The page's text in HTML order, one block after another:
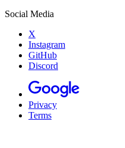
Social Media
X
Instagram
GitHub
Discord
Privacy
Terms